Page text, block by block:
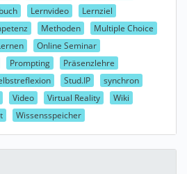
Lernvideo
Lernziel
Methoden
Multiple Choice
Online Seminar
Prompting
Präsenzlehre
Stud.IP
synchron
Video Virtual Reality
Wiki
Wissensspeicher